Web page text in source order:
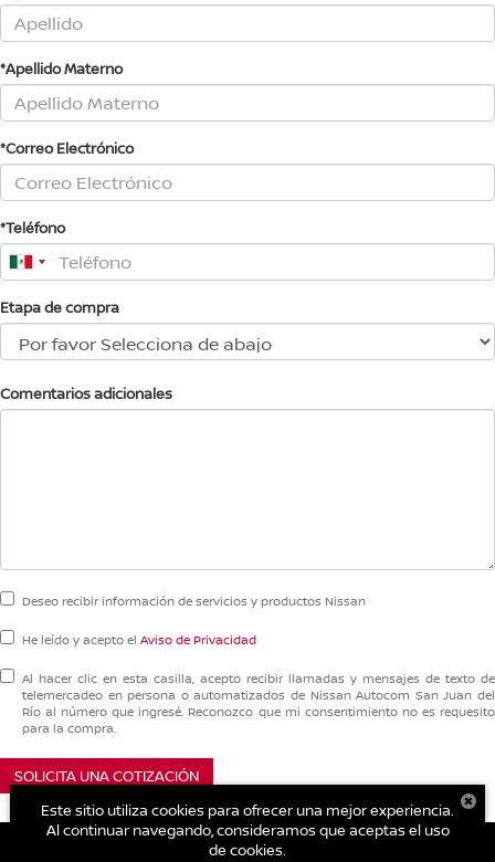
*Apellido Materno
*Correo Electrónico
*Teléfono
Etapa de compra
Comentarios adicionales
Deseo recibir información de servicios y productos Nissan
He leído y acepto el Aviso de Privacidad
Al hacer clic en esta casilla, acepto recibir llamadas y mensajes de texto de
telemercadeo en persona o automatizados de Nissan Autocom San Juan del
Río al número que ingresé. Reconozco que mi consentimiento no es requesito
para la compra.
SOLICITA UNA COTIZACIÓN
Este sitio utiliza cookies para ofrecer una mejor experiencia.
Al continuar navegando, consideramos que aceptas el uso
de cookies.